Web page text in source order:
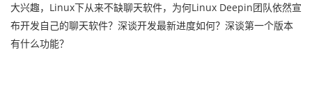
大兴趣，Linux下从来不缺聊天软件，为何Linux Deepin团队依然宣
布开发自己的聊天软件？深谈开发最新进度如何？深谈第一个版本
有什么功能？